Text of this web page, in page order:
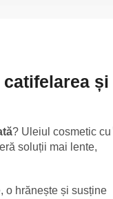
și
? Uleiul cosmetic cu
soluții mai lente,
o hrănește și susține